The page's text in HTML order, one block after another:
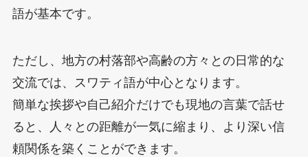
語が基本です。
ただし、地方の村落部や高齢の方々との日常的な
交流では、スワティ語が中心となります。
簡単な挨拶や自己紹介だけでも現地の言葉で話せ
ると、人々との距離が一気に縮まり、より深い信
頼関係を築くことができます。